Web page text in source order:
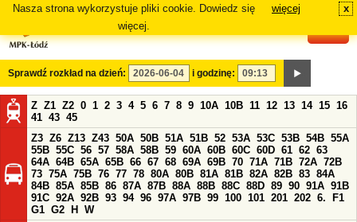
Nasza strona wykorzystuje pliki cookie. Dowiedz się
więcej.
więcej x
Sprawdź rozkład na dzień: i godzinę:
Z Z1 Z2 0 1 2 3 4 5 6 7 8 9 10A 10B 11 12 13 14 15 16
41 43 45
Z3 Z6 Z13 Z43 50A 50B 51A 51B 52 53A 53C 53B 54B 55A
55B 55C 56 57 58A 58B 59 60A 60B 60C 60D 61 62 63
64A 64B 65A 65B 66 67 68 69A 69B 70 71A 71B 72A 72B
73 75A 75B 76 77 78 80A 80B 81A 81B 82A 82B 83 84A
84B 85A 85B 86 87A 87B 88A 88B 88C 88D 89 90 91A 91B
91C 92A 92B 93 94 96 97A 97B 99 100 101 201 202 6.
F1
G1 G2 H
W